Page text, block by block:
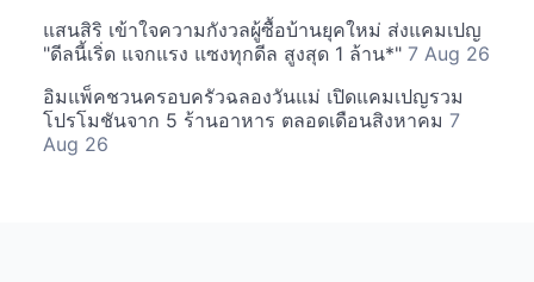
แสนสิริ เข้าใจความกังวลผู้ซื้อบ้านยุคใหม่ ส่งแคมเปญ
"ดีลนี้เริ่ด แจกแรง แซงทุกดีล สูงสุด 1 ล้าน*" 7 Aug 26
อิมแพ็คชวนครอบครัวฉลองวันแม่ เปิดแคมเปญรวม
โปรโมชันจาก 5 ร้านอาหาร ตลอดเดือนสิงหาคม 7
Aug 26